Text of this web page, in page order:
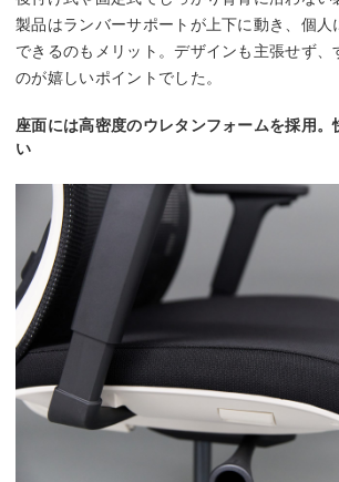
製品はランバーサポートが上下に動き、個人
できるのもメリット。デザインも主張せず、
のが嬉しいポイントでした。
座面には高密度のウレタンフォームを採用。
い